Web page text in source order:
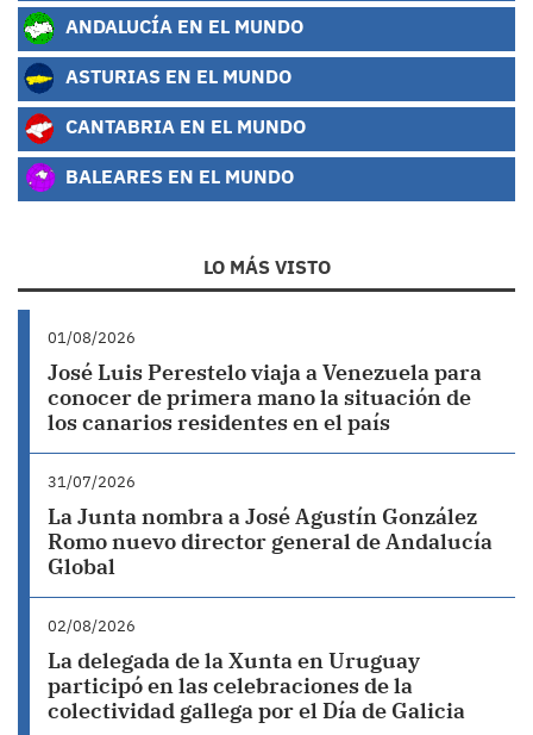
ANDALUCÍA EN EL MUNDO
ASTURIAS EN EL MUNDO
CANTABRIA EN EL MUNDO
BALEARES EN EL MUNDO
LO MÁS VISTO
01/08/2026
José Luis Perestelo viaja a Venezuela para
conocer de primera mano la situación de
los canarios residentes en el país
31/07/2026
La Junta nombra a José Agustín González
Romo nuevo director general de Andalucía
Global
02/08/2026
La delegada de la Xunta en Uruguay
participó en las celebraciones de la
colectividad gallega por el Día de Galicia